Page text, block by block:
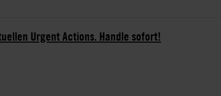
Urgent Actions. Handle sofort!